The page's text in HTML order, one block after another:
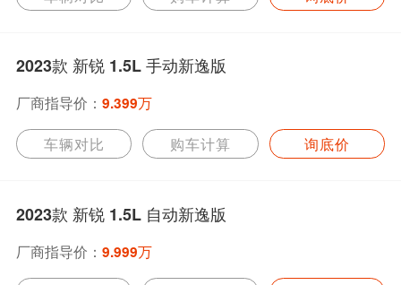
2023款 新锐 1.5L 手动新逸版
厂商指导价： 9.399万
车辆对比 购车计算 询底价
2023款 新锐 1.5L 自动新逸版
厂商指导价： 9.999万